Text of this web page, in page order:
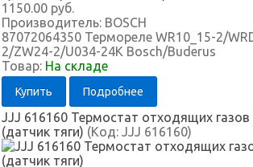
1150.00 руб.
Производитель: BOSCH
87072064350 Термореле WR10_15-2/
2/ZW24-2/U034-24K Bosch/Buderus
Товар: На складе
Купить Подробнее
JJJ 616160 Термостат отходящих газов
(датчик тяги) (Код: JJJ 616160)